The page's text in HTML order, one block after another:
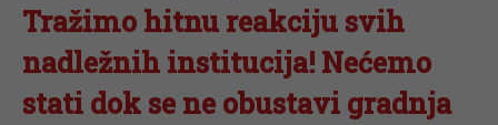
Tražimo hitnu reakciju svih
nadležnih institucija! Nećemo
stati dok se ne obustavi gradnja